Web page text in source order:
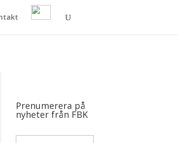
Prenumerera på
nyheter från FBK